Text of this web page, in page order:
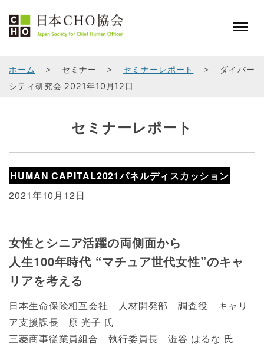
ホーム ＞ セミナー ＞ セミナーレポート ＞
ダイバー
シティ研究会 2021年10月12日
セミナーレポート
HUMAN CAPITAL2021パネルディスカッション
2021年10月12日
女性とシニア活躍の両側面から
人生100年時代 “マチュア世代女性”のキャ
リアを考える
日本生命保険相互会社 人材開発部 調査役 キャリ
ア支援課長 原 光子 氏
三菱商事従業員組合 執行委員長 澁谷 はるな 氏